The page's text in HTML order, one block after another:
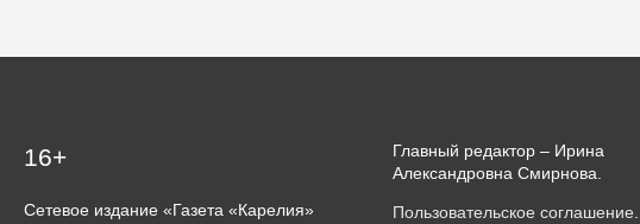
16+
Сетевое издание «Газета «Карелия»
Главный редактор – Ирина
Александровна Смирнова.
Пользовательское соглашение